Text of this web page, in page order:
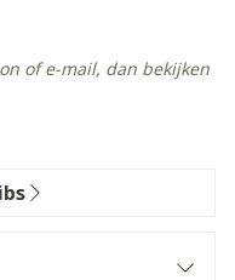
of e-mail, dan bekijken